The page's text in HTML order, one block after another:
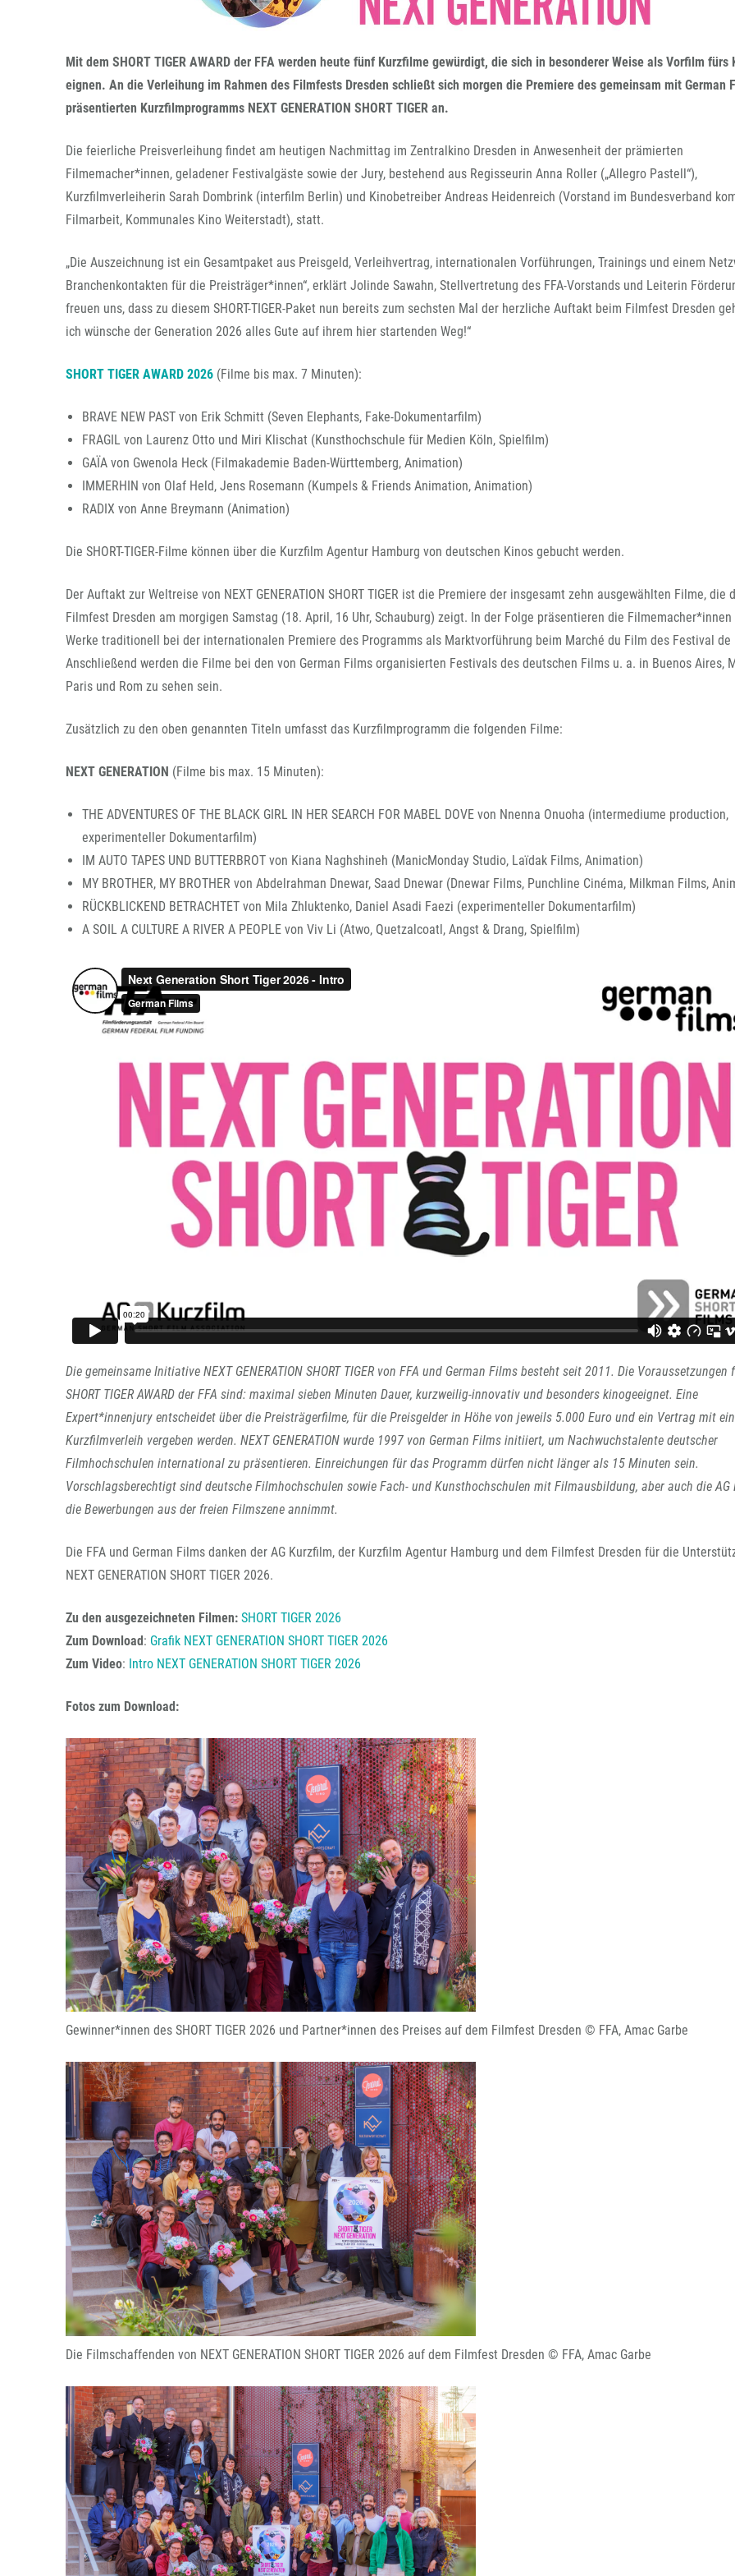
Mit dem SHORT TIGER AWARD der FFA werden heute fünf Kurzfilme gewürdigt, die sich in besonderer Weise als Vorfilm fürs
eignen. An die Verleihung im Rahmen des Filmfests Dresden schließt sich morgen die Premiere des gemeinsam mit German
präsentierten Kurzfilmprogramms NEXT GENERATION SHORT TIGER an.
Die feierliche Preisverleihung findet am heutigen Nachmittag im Zentralkino Dresden in Anwesenheit der prämierten
Filmemacher*innen, geladener Festivalgäste sowie der Jury, bestehend aus Regisseurin Anna Roller („Allegro Pastell“),
Kurzfilmverleiherin Sarah Dombrink (interfilm Berlin) und Kinobetreiber Andreas Heidenreich (Vorstand im Bundesverband
Filmarbeit, Kommunales Kino Weiterstadt), statt.
„Die Auszeichnung ist ein Gesamtpaket aus Preisgeld, Verleihvertrag, internationalen Vorführungen, Trainings und einem
Branchenkontakten für die Preisträger*innen“, erklärt Jolinde Sawahn, Stellvertretung des FFA-Vorstands und Leiterin
freuen uns, dass zu diesem SHORT-TIGER-Paket nun bereits zum sechsten Mal der herzliche Auftakt beim Filmfest Dresden
ich wünsche der Generation 2026 alles Gute auf ihrem hier startenden Weg!“
SHORT TIGER AWARD 2026 (Filme bis max. 7 Minuten):
BRAVE NEW PAST von Erik Schmitt (Seven Elephants, Fake-Dokumentarfilm)
FRAGIL von Laurenz Otto und Miri Klischat (Kunsthochschule für Medien Köln, Spielfilm)
GAÏA von Gwenola Heck (Filmakademie Baden-Württemberg, Animation)
IMMERHIN von Olaf Held, Jens Rosemann (Kumpels & Friends Animation, Animation)
RADIX von Anne Breymann (Animation)
Die SHORT-TIGER-Filme können über die Kurzfilm Agentur Hamburg von deutschen Kinos gebucht werden.
Der Auftakt zur Weltreise von NEXT GENERATION SHORT TIGER ist die Premiere der insgesamt zehn ausgewählten Filme, die
Filmfest Dresden am morgigen Samstag (18. April, 16 Uhr, Schauburg) zeigt. In der Folge präsentieren die Filmemacher*innen
Werke traditionell bei der internationalen Premiere des Programms als Marktvorführung beim Marché du Film des Festival de
Anschließend werden die Filme bei den von German Films organisierten Festivals des deutschen Films u. a. in Buenos Aires,
Paris und Rom zu sehen sein.
Zusätzlich zu den oben genannten Titeln umfasst das Kurzfilmprogramm die folgenden Filme:
NEXT GENERATION (Filme bis max. 15 Minuten):
THE ADVENTURES OF THE BLACK GIRL IN HER SEARCH FOR MABEL DOVE von Nnenna Onuoha (intermediume production,
experimenteller Dokumentarfilm)
IM AUTO TAPES UND BUTTERBROT von Kiana Naghshineh (ManicMonday Studio, Laïdak Films, Animation)
MY BROTHER, MY BROTHER von Abdelrahman Dnewar, Saad Dnewar (Dnewar Films, Punchline Cinéma, Milkman Films,
RÜCKBLICKEND BETRACHTET von Mila Zhluktenko, Daniel Asadi Faezi (experimenteller Dokumentarfilm)
A SOIL A CULTURE A RIVER A PEOPLE von Viv Li (Atwo, Quetzalcoatl, Angst & Drang, Spielfilm)
Die gemeinsame Initiative NEXT GENERATION SHORT TIGER von FFA und German Films besteht seit 2011. Die Voraussetzungen
SHORT TIGER AWARD der FFA sind: maximal sieben Minuten Dauer, kurzweilig-innovativ und besonders kinogeeignet. Eine
Expert*innenjury entscheidet über die Preisträgerfilme, für die Preisgelder in Höhe von jeweils 5.000 Euro und ein Vertrag mit
Kurzfilmverleih vergeben werden. NEXT GENERATION wurde 1997 von German Films initiiert, um Nachwuchstalente deutscher
Filmhochschulen international zu präsentieren. Einreichungen für das Programm dürfen nicht länger als 15 Minuten sein.
Vorschlagsberechtigt sind deutsche Filmhochschulen sowie Fach- und Kunsthochschulen mit Filmausbildung, aber auch die AG
die Bewerbungen aus der freien Filmszene annimmt.
Die FFA und German Films danken der AG Kurzfilm, der Kurzfilm Agentur Hamburg und dem Filmfest Dresden für die
NEXT GENERATION SHORT TIGER 2026.
Zu den ausgezeichneten Filmen: SHORT TIGER 2026
Zum Download: Grafik NEXT GENERATION SHORT TIGER 2026
Zum Video: Intro NEXT GENERATION SHORT TIGER 2026
Fotos zum Download:
Gewinner*innen des SHORT TIGER 2026 und Partner*innen des Preises auf dem Filmfest Dresden © FFA, Amac Garbe
Die Filmschaffenden von NEXT GENERATION SHORT TIGER 2026 auf dem Filmfest Dresden © FFA, Amac Garbe